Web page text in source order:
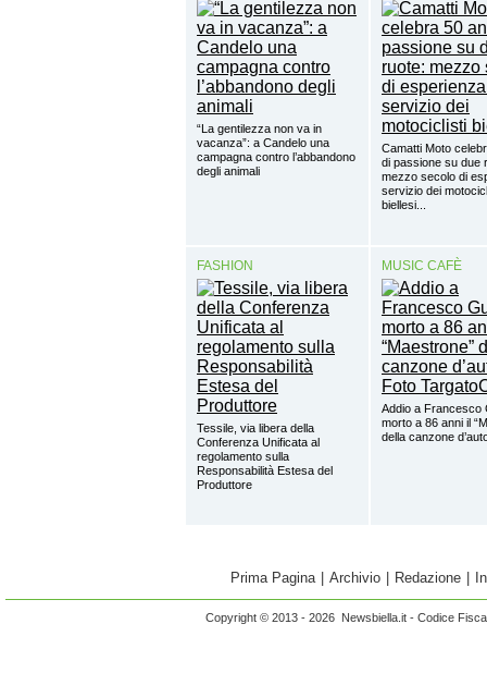
“La gentilezza non va in
vacanza”: a Candelo una
campagna contro l’abbandono
degli animali
Camatti Moto
di passione su due
mezzo secolo di
servizio dei
biellesi...
FASHION
Tessile, via libera della
Conferenza Unificata al
regolamento sulla
Responsabilità Estesa del
Produttore
MUSIC CAFÈ
Addio a Francesco
morto a 86 anni il
della canzone
Prima Pagina Archivio Redazione
Copyright © 2013 - 2026 Newsbiella.it - Codice